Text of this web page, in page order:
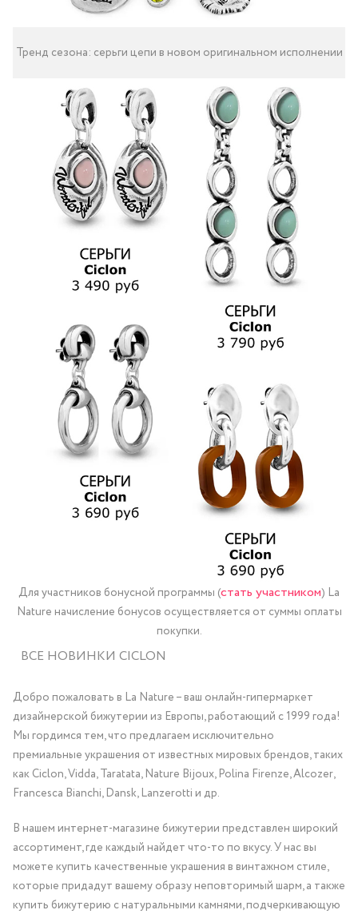
Тренд сезона: серьги цепи в новом оригинальном исполнении
Для участников бонусной программы (стать участником) La
Nature начисление бонусов осуществляется от суммы оплаты
покупки.
ВСЕ НОВИНКИ CICLON
Добро пожаловать в La Nature – ваш онлайн-гипермаркет
дизайнерской бижутерии из Европы, работающий с 1999 года!
Мы гордимся тем, что предлагаем исключительно
премиальные украшения от известных мировых брендов, таких
как Ciclon, Vidda, Taratata, Nature Bijoux, Polina Firenze, Alcozer,
Francesca Bianchi, Dansk, Lanzerotti и др.
В нашем интернет-магазине бижутерии представлен широкий
ассортимент, где каждый найдет что-то по вкусу. У нас вы
можете купить качественные украшения в винтажном стиле,
которые придадут вашему образу неповторимый шарм, а также
купить бижутерию с натуральными камнями, подчеркивающую